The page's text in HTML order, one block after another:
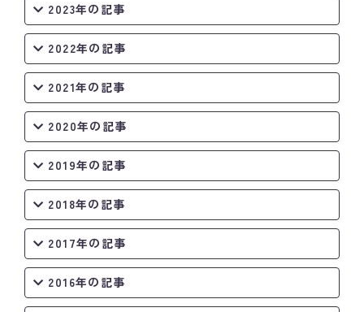
2023年の記事
2022年の記事
2021年の記事
2020年の記事
2019年の記事
2018年の記事
2017年の記事
2016年の記事